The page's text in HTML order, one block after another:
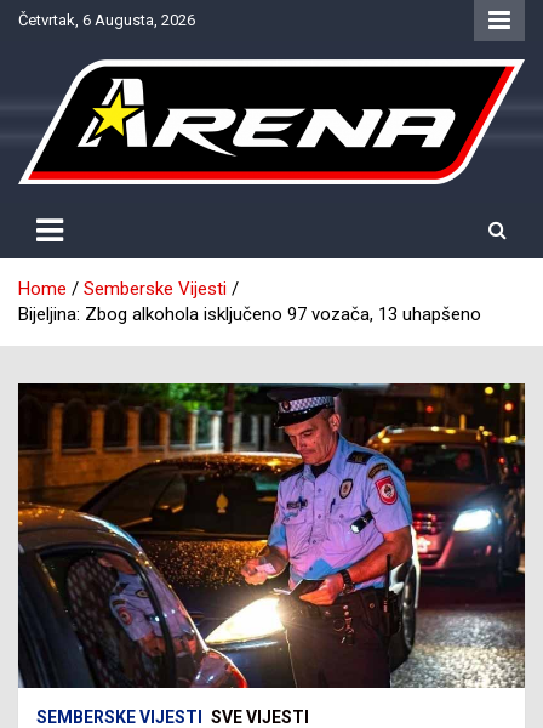
SkipČetvrtak, 6 Augusta, 2026
NTV Arena
Home
Semberske Vijesti
Bijeljina: Zbog alkohola isključeno 97 vozača, 13 uhapšeno
SEMBERSKE VIJESTI SVE VIJESTI